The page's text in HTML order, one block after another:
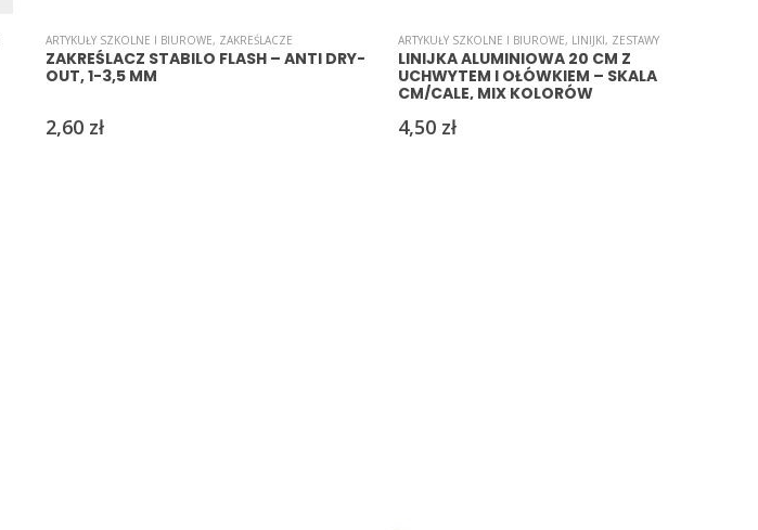
ARTYKUŁY SZKOLNE I BIUROWE, ZAKREŚLACZE
ZAKREŚLACZ STABILO FLASH – ANTI DRY-
OUT, 1-3,5 MM
2,60 zł
ARTYKUŁY SZKOLNE I BIUROWE, LINIJKI, ZESTAWY
LINIJKA ALUMINIOWA 20 CM Z
UCHWYTEM I OŁÓWKIEM – SKALA
CM/CALE, MIX KOLORÓW
4,50 zł